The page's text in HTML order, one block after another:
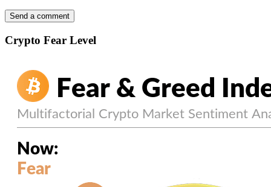
Crypto Fear Level